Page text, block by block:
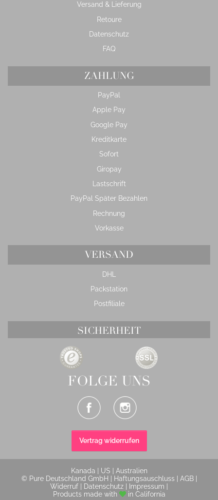
Versand & Lieferung
Retoure
Datenschutz
FAQ
ZAHLUNG
PayPal
Apple Pay
Google Pay
Kreditkarte
Sofort
Giropay
Lastschrift
PayPal Später Bezahlen
Rechnung
Vorkasse
VERSAND
DHL
Packstation
Postfiliale
SICHERHEIT
FOLGE UNS
Vertrag widerrufen
Kanada US
Australien
© Pure Deutschland GmbH |
Haftungsauschluss AGB
Widerruf
Datenschutz Impressum
Products made with
in California